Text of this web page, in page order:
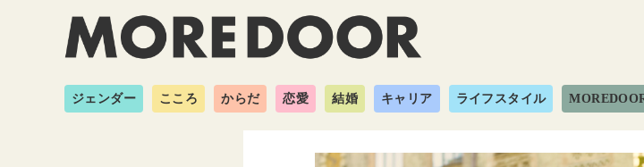
ジェンダー こころ からだ 恋愛 結婚 キャリア ライフスタイル